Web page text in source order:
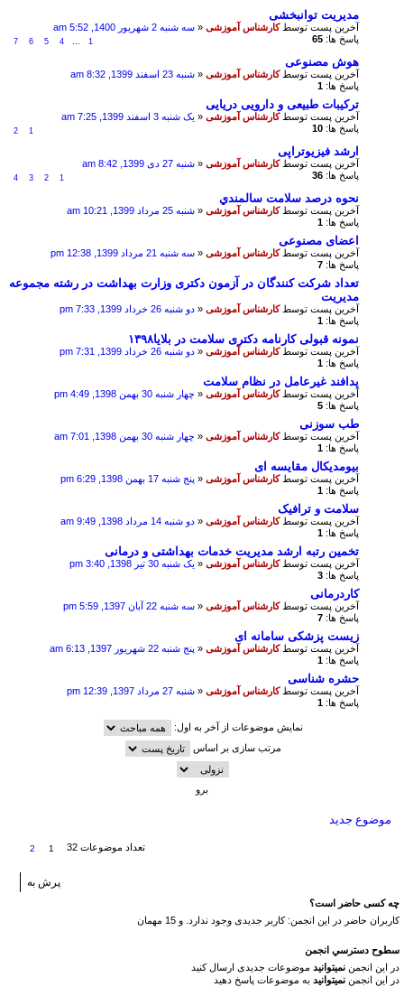
مدیریت توانبخشی
آخرین پست توسطکارشناس آموزشی « سه شنبه 2 شهریور 1400, 5:52 am
پاسخ ها: 65
1
…
4
5
6
7
هوش مصنوعی
آخرین پست توسطکارشناس آموزشی « شنبه 23 اسفند 1399, 8:32 am
پاسخ ها: 1
ترکیبات طبیعی و دارویی دریایی
آخرین پست توسطکارشناس آموزشی « یک شنبه 3 اسفند 1399, 7:25 am
پاسخ ها: 10
1
2
ارشد فیزیوتراپی
آخرین پست توسطکارشناس آموزشی « شنبه 27 دی 1399, 8:42 am
پاسخ ها: 36
1
2
3
4
نحوه درصد سلامت سالمندي
آخرین پست توسطکارشناس آموزشی « شنبه 25 مرداد 1399, 10:21 am
پاسخ ها: 1
اعضای مصنوعی
آخرین پست توسطکارشناس آموزشی « سه شنبه 21 مرداد 1399, 12:38 pm
پاسخ ها: 7
تعداد شرکت کنندگان در آزمون دکتری وزارت بهداشت در رشته مجموعه
مدیریت
آخرین پست توسطکارشناس آموزشی « دو شنبه 26 خرداد 1399, 7:33 pm
پاسخ ها: 1
نمونه قبولی کارنامه دکتری سلامت در بلایا۱۳۹۸
آخرین پست توسطکارشناس آموزشی « دو شنبه 26 خرداد 1399, 7:31 pm
پاسخ ها: 1
پدافند غیرعامل در نظام سلامت
آخرین پست توسطکارشناس آموزشی « چهار شنبه 30 بهمن 1398, 4:49 pm
پاسخ ها: 5
طب سوزنی
آخرین پست توسطکارشناس آموزشی « چهار شنبه 30 بهمن 1398, 7:01 am
پاسخ ها: 1
بیومدیکال مقایسه ای
آخرین پست توسطکارشناس آموزشی « پنج شنبه 17 بهمن 1398, 6:29 pm
پاسخ ها: 1
سلامت و ترافیک
آخرین پست توسطکارشناس آموزشی « دو شنبه 14 مرداد 1398, 9:49 am
پاسخ ها: 1
تخمین رتبه ارشد مدیریت خدمات بهداشتی و درمانی
آخرین پست توسطکارشناس آموزشی « یک شنبه 30 تیر 1398, 3:40 pm
پاسخ ها: 3
کاردرمانی
آخرین پست توسطکارشناس آموزشی « سه شنبه 22 آبان 1397, 5:59 pm
پاسخ ها: 7
زیست پزشکی سامانه ای
آخرین پست توسطکارشناس آموزشی « پنج شنبه 22 شهریور 1397, 6:13 am
پاسخ ها: 1
حشره شناسی
آخرین پست توسطکارشناس آموزشی « شنبه 27 مرداد 1397, 12:39 pm
پاسخ ها: 1
نمایش موضوعات از آخر به اول:
مرتب سازی بر اساس
موضوع جدید
تعداد موضوعات 32 1
2
پرش به
چه کسی حاضر است؟
کاربران حاضر در این انجمن: کاربر جدیدی وجود ندارد. و 15 مهمان
سطوح دسترسي انجمن
در این انجمن نمیتوانید موضوعات جدیدی ارسال کنید
در این انجمن نمیتوانید به موضوعات پاسخ دهید